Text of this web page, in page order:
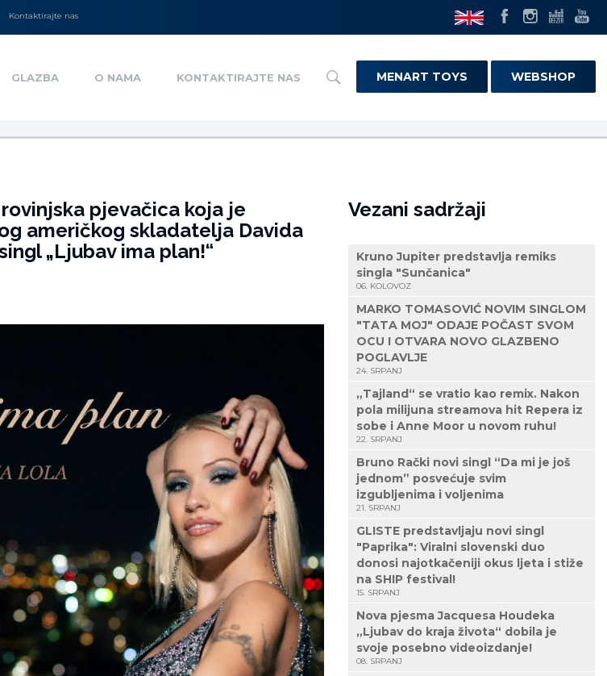
Kontaktirajte nas
GLAZBA O NAMA KONTAKTIRAJTE NAS MENART TOYS WEBSHOP
pjevačica koja je
američkog skladatelja Davida
„Ljubav ima plan!“
Vezani sadržaji
Kruno Jupiter predstavlja remiks
singla "Sunčanica"
06. KOLOVOZ
MARKO TOMASOVIĆ NOVIM SINGLOM
"TATA MOJ" ODAJE POČAST SVOM
OCU I OTVARA NOVO GLAZBENO
POGLAVLJE
24. SRPANJ
„Tajland“ se vratio kao remix. Nakon
pola milijuna streamova hit Repera iz
sobe i Anne Moor u novom ruhu!
22. SRPANJ
Bruno Rački novi singl “Da mi je još
jednom” posvećuje svim
izgubljenima i voljenima
21. SRPANJ
GLISTE predstavljaju novi singl
"Paprika": Viralni slovenski duo
donosi najotkačeniji okus ljeta i stiže
na SHIP festival!
15. SRPANJ
Nova pjesma Jacquesa Houdeka
„Ljubav do kraja života“ dobila je
svoje posebno videoizdanje!
08. SRPANJ